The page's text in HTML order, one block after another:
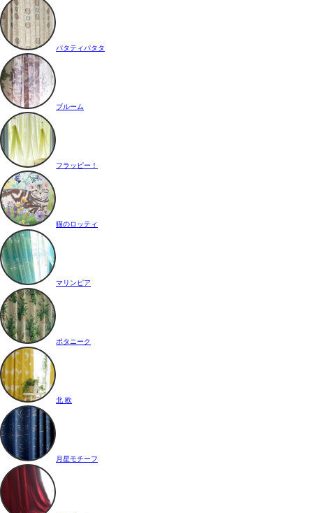
パタティパタタ
ブルーム
フラッピー！
猫のロッティ
マリンピア
ボタニーク
北 欧
月星モチーフ